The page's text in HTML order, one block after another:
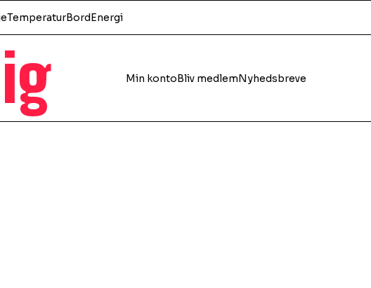
Min kontoBliv medlemNyhedsbreve
TemperaturBordEnergi